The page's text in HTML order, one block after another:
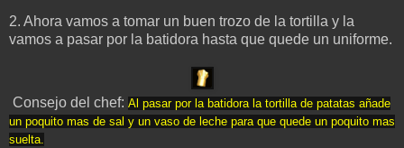
2. Ahora vamos a tomar un buen trozo de la tortilla y la
vamos a pasar por la batidora hasta que quede un uniforme.
Consejo del chef: Al pasar por la batidora la tortilla de patatas añade
un poquito mas de sal y un vaso de leche para que quede un poquito mas
suelta.